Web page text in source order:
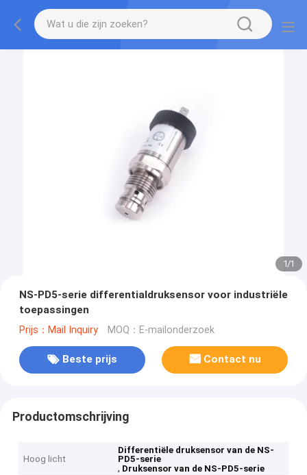
1/1
NS-PD5-serie differentialdruksensor voor industriële
toepassingen
Prijs：Mail Inquiry MOQ：E-mailonderzoek
Beste prijs Contact nu
Productomschrijving
Hoog licht
Differentiële druksensor van de NS-
PD5-serie
, Druksensor van de NS-PD5-serie